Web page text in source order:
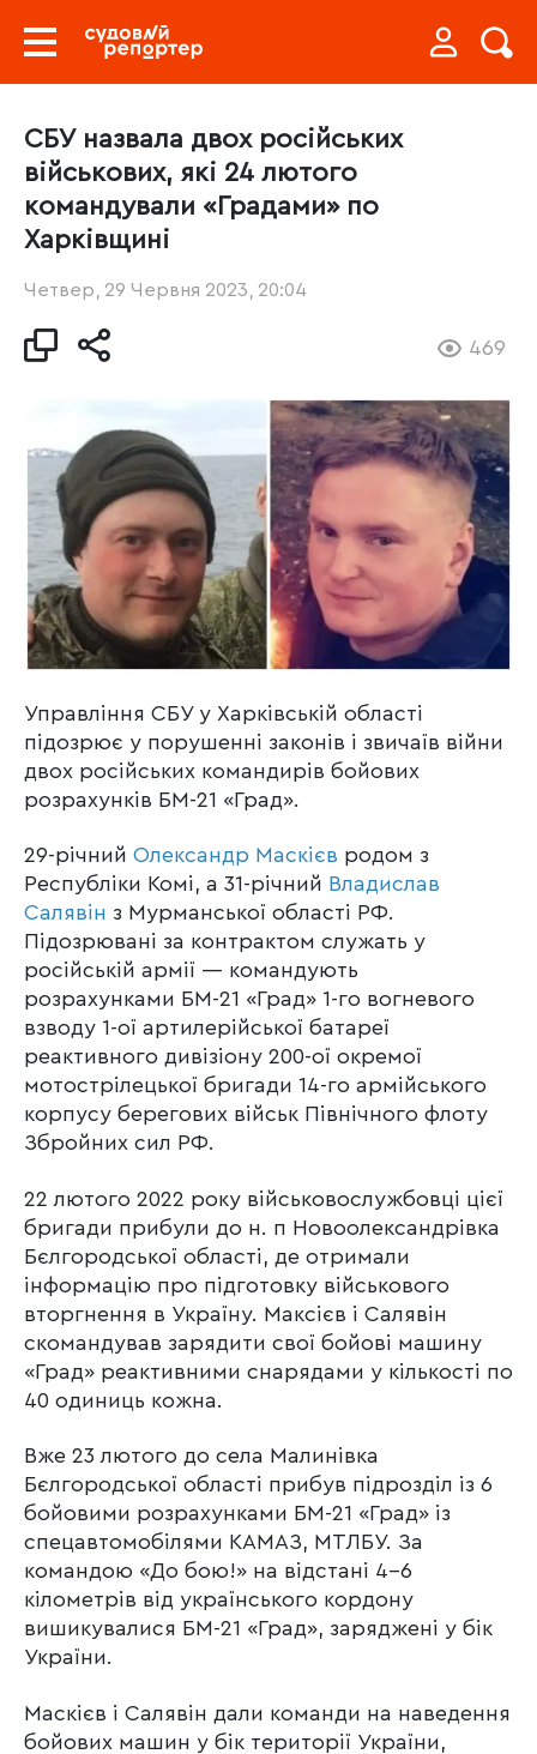
СБУ назвала двох російських
військових, які 24 лютого
командували «Градами» по
Харківщині
Четвер, 29 Червня 2023, 20:04
469
Управління СБУ у Харківській області
підозрює у порушенні законів і звичаїв війни
двох російських командирів бойових
розрахунків БМ-21 «Град».
29-річний Олександр Маскієв родом з
Республіки Комі, а 31-річний Владислав
Салявін з Мурманської області РФ.
Підозрювані за контрактом служать у
російській армії — командують
розрахунками БМ-21 «Град» 1-го вогневого
взводу 1-ої артилерійської батареї
реактивного дивізіону 200-ої окремої
мотострілецької бригади 14-го армійського
корпусу берегових військ Північного флоту
Збройних сил РФ.
22 лютого 2022 року військовослужбовці цієї
бригади прибули до н. п Новоолександрівка
Бєлгородської області, де отримали
інформацію про підготовку військового
вторгнення в Україну. Максієв і Салявін
скомандував зарядити свої бойові машину
«Град» реактивними снарядами у кількості по
40 одиниць кожна.
Вже 23 лютого до села Малинівка
Бєлгородської області прибув підрозділ із 6
бойовими розрахунками БМ-21 «Град» із
спецавтомобілями КАМАЗ, МТЛБУ. За
командою «До бою!» на відстані 4-6
кілометрів від українського кордону
вишикувалися БМ-21 «Град», заряджені у бік
України.
Маскієв і Салявін дали команди на наведення
бойових машин у бік території України,